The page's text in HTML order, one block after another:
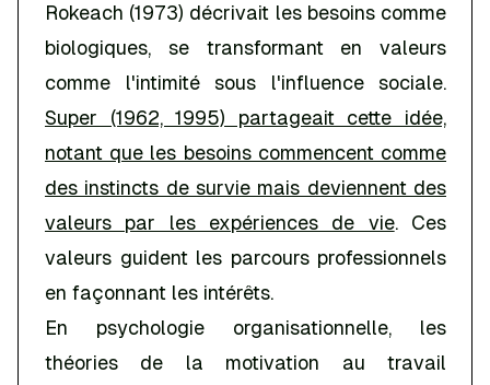
Rokeach (1973) décrivait les besoins comme
biologiques, se transformant en valeurs
comme l'intimité sous l'influence sociale.
Super (1962, 1995) partageait cette idée,
notant que les besoins commencent comme
des instincts de survie mais deviennent des
valeurs par les expériences de vie. Ces
valeurs guident les parcours professionnels
en façonnant les intérêts.
En psychologie organisationnelle, les
théories de la motivation au travail